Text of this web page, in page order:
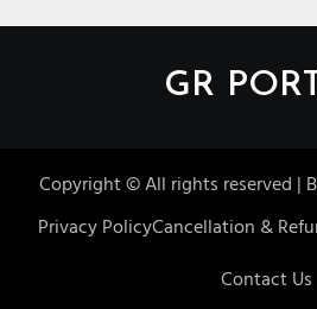
GR
Copyright © All rights reserved |
Privacy PolicyCancellation &
Contact Us